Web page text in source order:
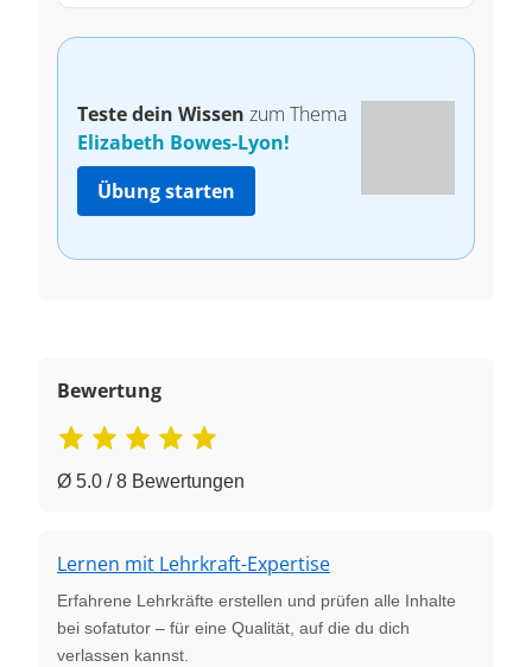
Teste dein Wissen zum Thema
Elizabeth Bowes-Lyon!
Übung starten
Bewertung
Ø 5.0 / 8 Bewertungen
Lernen mit Lehrkraft-Expertise
Erfahrene Lehrkräfte erstellen und prüfen alle Inhalte
bei sofatutor – für eine Qualität, auf die du dich
verlassen kannst.